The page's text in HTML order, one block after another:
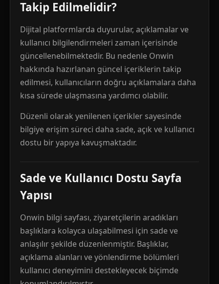
Takip Edilmelidir?
Dijital platformlarda duyurular, açıklamalar ve
kullanıcı bilgilendirmeleri zaman içerisinde
güncellenebilmektedir. Bu nedenle Onwin
hakkında hazırlanan güncel içeriklerin takip
edilmesi, kullanıcıların doğru açıklamalara daha
kısa sürede ulaşmasına yardımcı olabilir.
Düzenli olarak yenilenen içerikler sayesinde
bilgiye erişim süreci daha sade, açık ve kullanıcı
dostu bir yapıya kavuşmaktadır.
Sade ve Kullanıcı Dostu Sayfa
Yapısı
Onwin bilgi sayfası, ziyaretçilerin aradıkları
başlıklara kolayca ulaşabilmesi için sade ve
anlaşılır şekilde düzenlenmiştir. Başlıklar,
açıklama alanları ve yönlendirme bölümleri
kullanıcı deneyimini destekleyecek biçimde